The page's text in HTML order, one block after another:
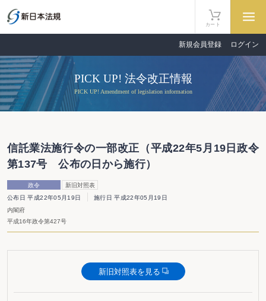
カート
新規会員登録 ログイン
PICK UP! 法令改正情報
PICK UP! Amendment of legislation information
信託業法施行令の一部改正（平成22年5月19日政令
第137号 公布の日から施行）
政令
新旧対照表
公布日 平成22年05月19日
施行日 平成22年05月19日
内閣府
平成16年政令第427号
新旧対照表を見る